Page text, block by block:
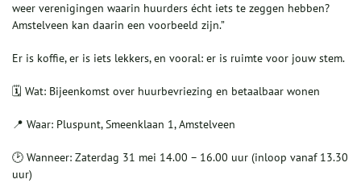
weer verenigingen waarin huurders écht iets te zeggen hebben?
Amstelveen kan daarin een voorbeeld zijn.”
Er is koffie, er is iets lekkers, en vooral: er is ruimte voor jouw stem.
🗓️ Wat: Bijeenkomst over huurbevriezing en betaalbaar wonen
📍 Waar: Pluspunt, Smeenklaan 1, Amstelveen
🕑 Wanneer: Zaterdag 31 mei 14.00 – 16.00 uur (inloop vanaf 13.30
uur)